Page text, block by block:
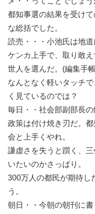
都知事選の結果を受け
な総括でした。
読売・・・小池氏は地
ケンカ上手で、取り敢
世人を選んだ。(編集手
なんとなく軽いタッチ
く見ているのでは？
毎日・・社会部副部長
政策は付け焼き刃だ。
会と上手くやれ。
謙虚さを失うと躓く、
いたいのかさっぱり。
300万人の都民が期待し
う。
朝日・・今朝の朝刊に書